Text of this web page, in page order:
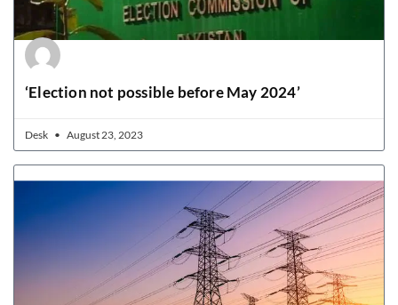
‘Election not possible before May 2024’
Desk August 23, 2023